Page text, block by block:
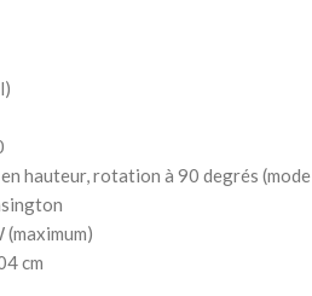
hauteur, rotation à 90 degrés (mode
cm